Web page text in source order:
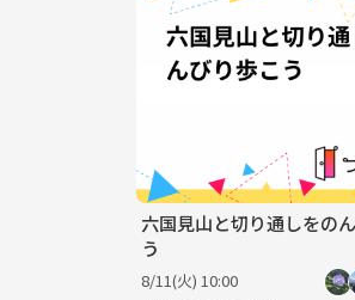
六国見山と切り通しをの
う
8/11(火) 10:00